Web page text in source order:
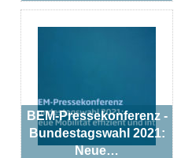
BEM-Pressekonferenz -
Bundestagswahl 2021:
Neue…